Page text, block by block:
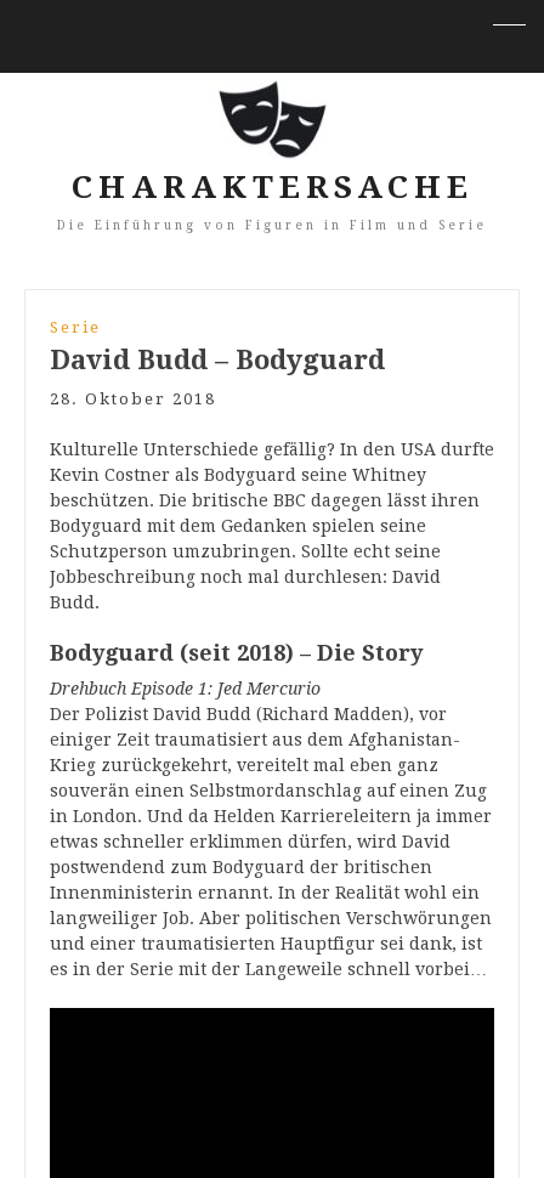
CHARAKTERSACHE
Die Einführung von Figuren in Film und Serie
Serie
David Budd – Bodyguard
28. Oktober 2018
Kulturelle Unterschiede gefällig? In den USA durfte
Kevin Costner als Bodyguard seine Whitney
beschützen. Die britische BBC dagegen lässt ihren
Bodyguard mit dem Gedanken spielen seine
Schutzperson umzubringen. Sollte echt seine
Jobbeschreibung noch mal durchlesen: David
Budd.
Bodyguard (seit 2018) – Die Story
Drehbuch Episode 1: Jed Mercurio
Der Polizist David Budd (Richard Madden), vor
einiger Zeit traumatisiert aus dem Afghanistan-
Krieg zurückgekehrt, vereitelt mal eben ganz
souverän einen Selbstmordanschlag auf einen Zug
in London. Und da Helden Karriereleitern ja immer
etwas schneller erklimmen dürfen, wird David
postwendend zum Bodyguard der britischen
Innenministerin ernannt. In der Realität wohl ein
langweiliger Job. Aber politischen Verschwörungen
und einer traumatisierten Hauptfigur sei dank, ist
es in der Serie mit der Langeweile schnell vorbei…